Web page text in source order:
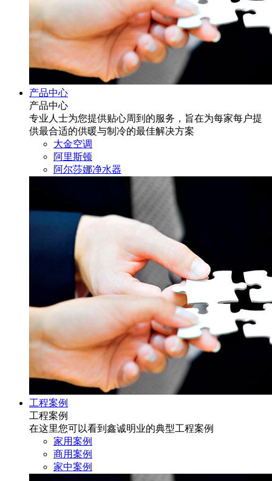
产品中心
产品中心
专业人士为您提供贴心周到的服务，旨在为每家每户提
供最合适的供暖与制冷的最佳解决方案
大金空调
阿里斯顿
阿尔莎娜净水器
工程案例
工程案例
在这里您可以看到鑫诚明业的典型工程案例
家用案例
商用案例
家中案例